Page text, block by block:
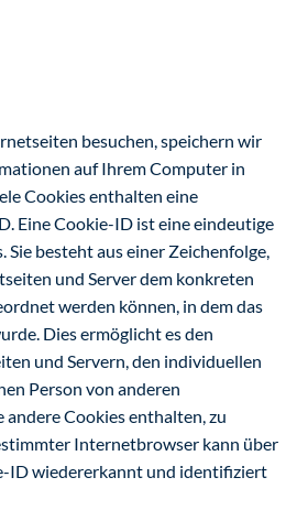
besuchen, speichern wir
auf Ihrem Computer in
Cookies enthalten eine
Eine Cookie-ID ist eine eindeutige
Sie besteht aus einer Zeichenfolge,
und Server dem konkreten
werden können, in dem das
Dies ermöglicht es den
und Servern, den individuellen
Person von anderen
Cookies enthalten, zu
Internetbrowser kann über
ID wiedererkannt und identifiziert